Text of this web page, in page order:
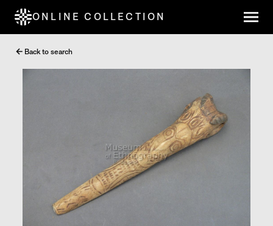
ONLINE COLLECTION
Back to search